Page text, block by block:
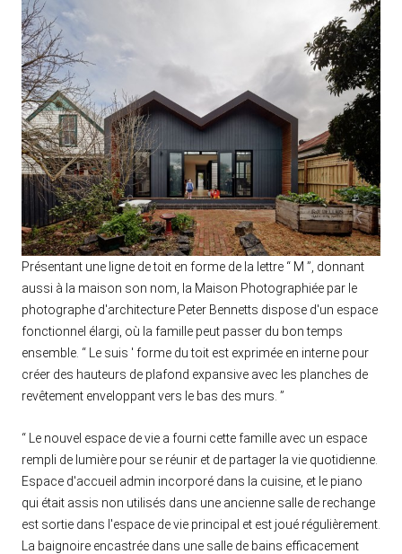
Présentant une ligne de toit en forme de la lettre “ M ”, donnant
aussi à la maison son nom, la Maison Photographiée par le
photographe d'architecture Peter Bennetts dispose d'un espace
fonctionnel élargi, où la famille peut passer du bon temps
ensemble. “ Le suis ' forme du toit est exprimée en interne pour
créer des hauteurs de plafond expansive avec les planches de
revêtement enveloppant vers le bas des murs. ”
“ Le nouvel espace de vie a fourni cette famille avec un espace
rempli de lumière pour se réunir et de partager la vie quotidienne.
Espace d'accueil admin incorporé dans la cuisine, et le piano
qui était assis non utilisés dans une ancienne salle de rechange
est sortie dans l'espace de vie principal et est joué régulièrement.
La baignoire encastrée dans une salle de bains efficacement